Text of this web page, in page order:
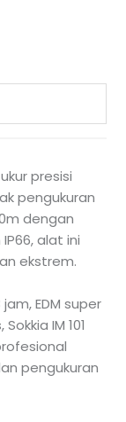
presisi
pengukuran
dengan
alat ini
ekstrem.
EDM super
IM 101
pengukuran